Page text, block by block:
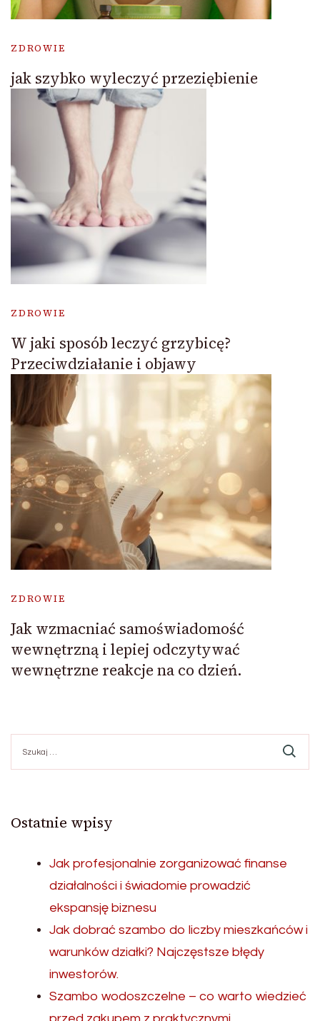
ZDROWIE
jak szybko wyleczyć przeziębienie
ZDROWIE
W jaki sposób leczyć grzybicę?
Przeciwdziałanie i objawy
ZDROWIE
Jak wzmacniać samoświadomość
wewnętrzną i lepiej odczytywać
wewnętrzne reakcje na co dzień.
Ostatnie wpisy
Jak profesjonalnie zorganizować finanse
działalności i świadomie prowadzić
ekspansję biznesu
Jak dobrać szambo do liczby mieszkańców i
warunków działki? Najczęstsze błędy
inwestorów.
Szambo wodoszczelne – co warto wiedzieć